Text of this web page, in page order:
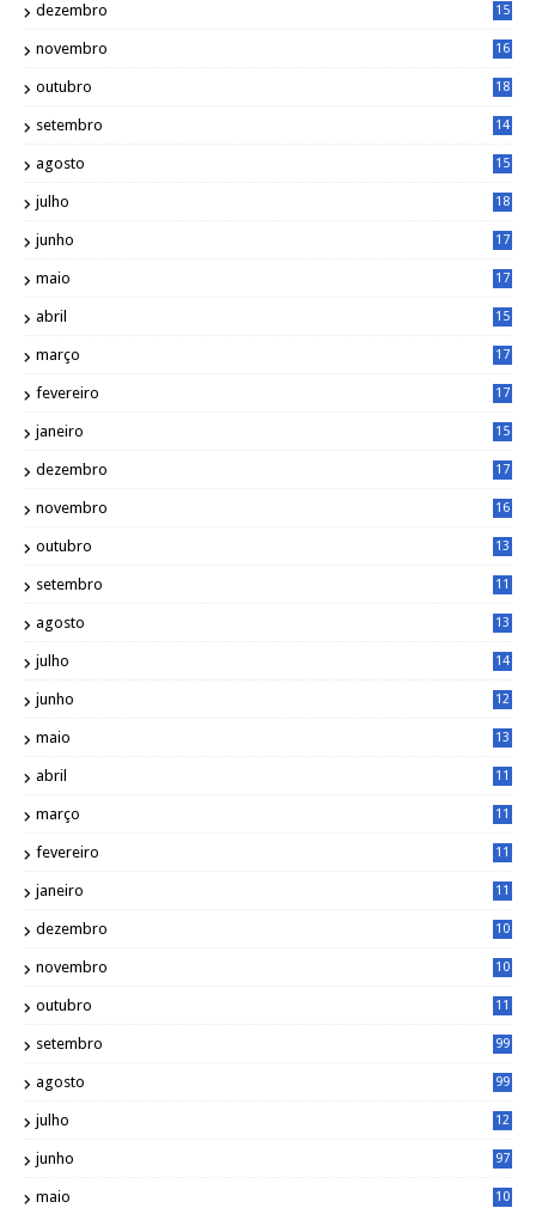
dezembro
15
novembro
16
outubro
18
setembro
14
agosto
15
julho
18
junho
17
maio
17
abril
15
março
17
fevereiro
17
janeiro
15
dezembro
17
novembro
16
outubro
13
setembro
11
agosto
13
julho
14
junho
12
maio
13
abril
11
março
11
fevereiro
11
janeiro
11
dezembro
10
novembro
10
outubro
11
setembro 99
agosto 99
julho
12
junho 97
maio
10